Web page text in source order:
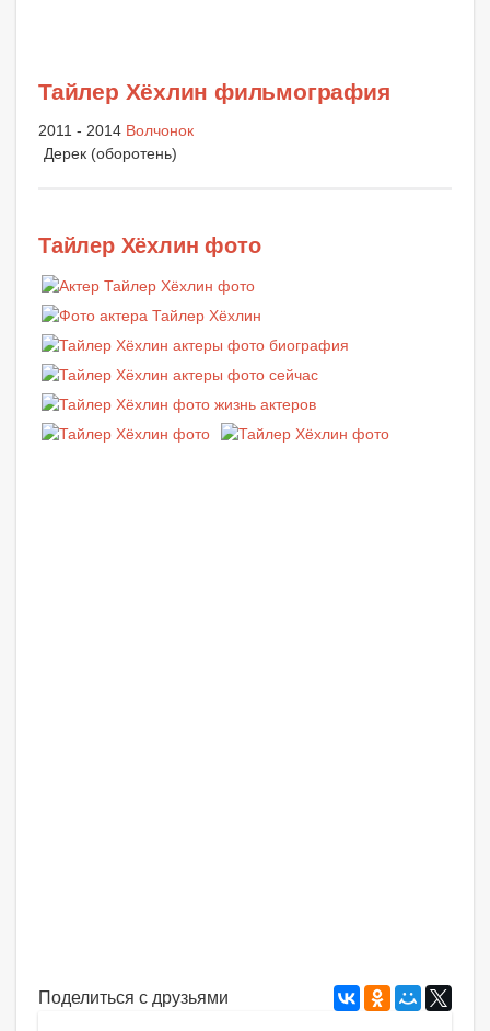
Тайлер Хёхлин фильмография
2011 - 2014 Волчонок
Дерек (оборотень)
Тайлер Хёхлин фото
Поделиться с друзьями